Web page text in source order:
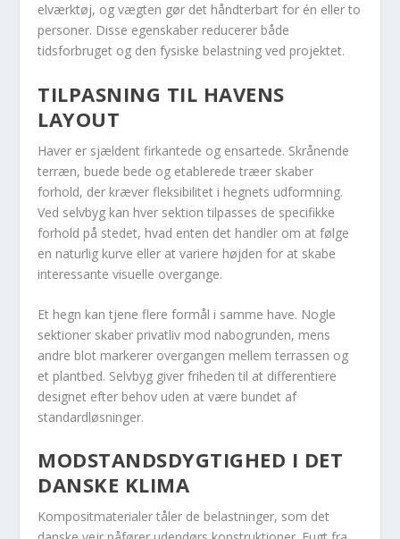
elværktøj, og vægten gør det håndterbart for én eller to
personer. Disse egenskaber reducerer både
tidsforbruget og den fysiske belastning ved projektet.
TILPASNING TIL HAVENS
LAYOUT
Haver er sjældent firkantede og ensartede. Skrånende
terræn, buede bede og etablerede træer skaber
forhold, der kræver fleksibilitet i hegnets udformning.
Ved selvbyg kan hver sektion tilpasses de specifikke
forhold på stedet, hvad enten det handler om at følge
en naturlig kurve eller at variere højden for at skabe
interessante visuelle overgange.
Et hegn kan tjene flere formål i samme have. Nogle
sektioner skaber privatliv mod nabogrunden, mens
andre blot markerer overgangen mellem terrassen og
et plantbed. Selvbyg giver friheden til at differentiere
designet efter behov uden at være bundet af
standardløsninger.
MODSTANDSDYGTIGHED I DET
DANSKE KLIMA
Kompositmaterialer tåler de belastninger, som det